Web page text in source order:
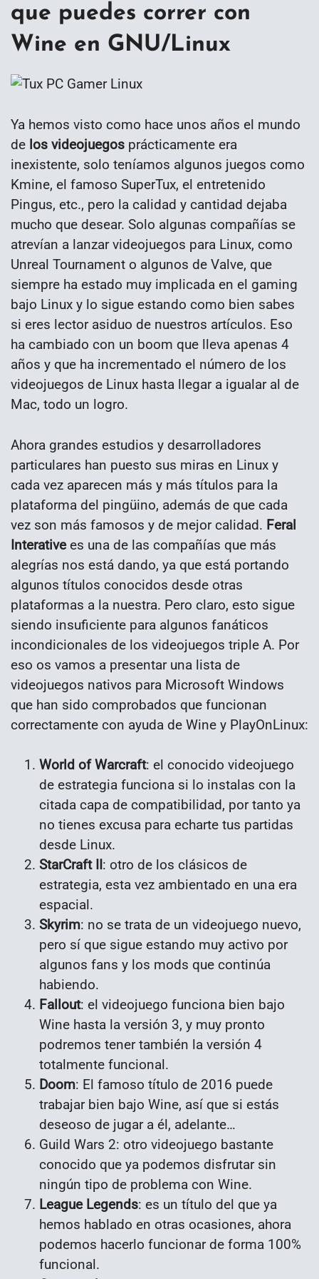
que puedes correr con
Wine en GNU/Linux
Ya hemos visto como hace unos años el mundo
de los videojuegos prácticamente era
inexistente, solo teníamos algunos juegos como
Kmine, el famoso SuperTux, el entretenido
Pingus, etc., pero la calidad y cantidad dejaba
mucho que desear. Solo algunas compañías se
atrevían a lanzar videojuegos para Linux, como
Unreal Tournament o algunos de Valve, que
siempre ha estado muy implicada en el gaming
bajo Linux y lo sigue estando como bien sabes
si eres lector asiduo de nuestros artículos. Eso
ha cambiado con un boom que lleva apenas 4
años y que ha incrementado el número de los
videojuegos de Linux hasta llegar a igualar al de
Mac, todo un logro.
Ahora grandes estudios y desarrolladores
particulares han puesto sus miras en Linux y
cada vez aparecen más y más títulos para la
plataforma del pingüino, además de que cada
vez son más famosos y de mejor calidad. Feral
Interativees una de las compañías que más
alegrías nos está dando, ya que está portando
algunos títulos conocidos desde otras
plataformas a la nuestra. Pero claro, esto sigue
siendo insuficiente para algunos fanáticos
incondicionales de los videojuegos triple A. Por
eso os vamos a presentar una lista de
videojuegos nativos para Microsoft Windows
que han sido comprobados que funcionan
correctamente con ayuda de Wine y PlayOnLinux:
World of Warcraft: el conocido videojuego
de estrategia funciona si lo instalas con la
citada capa de compatibilidad, por tanto ya
no tienes excusa para echarte tus partidas
desde Linux.
StarCraft II: otro de los clásicos de
estrategia, esta vez ambientado en una era
espacial.
Skyrim: no se trata de un videojuego nuevo,
pero sí que sigue estando muy activo por
algunos fans y los mods que continúa
habiendo.
Fallout: el videojuego funciona bien bajo
Wine hasta la versión 3, y muy pronto
podremos tener también la versión 4
totalmente funcional.
Doom: El famoso título de 2016 puede
trabajar bien bajo Wine, así que si estás
deseoso de jugar a él, adelante…
Guild Wars 2: otro videojuego bastante
conocido que ya podemos disfrutar sin
ningún tipo de problema con Wine.
League Legends: es un título del que ya
hemos hablado en otras ocasiones, ahora
podemos hacerlo funcionar de forma 100%
funcional.